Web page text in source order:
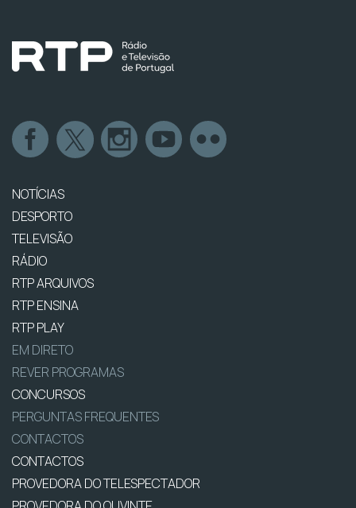
NOTÍCIAS
DESPORTO
TELEVISÃO
RÁDIO
RTP ARQUIVOS
RTP ENSINA
RTP PLAY
EM DIRETO
REVER PROGRAMAS
CONCURSOS
PERGUNTAS FREQUENTES
CONTACTOS
CONTACTOS
PROVEDORA DO TELESPECTADOR